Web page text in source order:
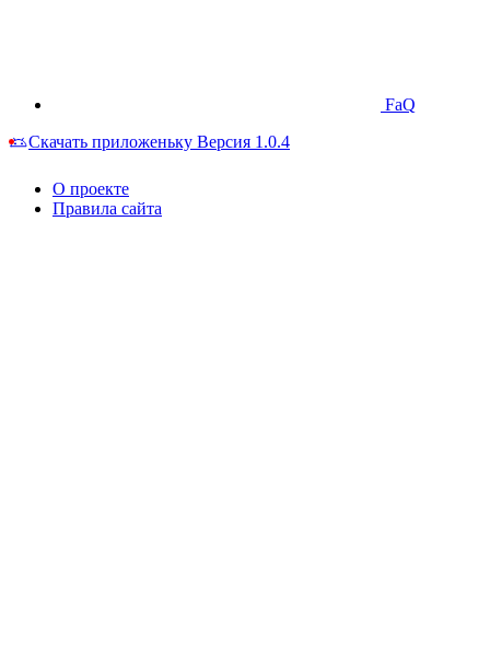
FaQ
Скачать приложеньку Версия 1.0.4
О проекте
Правила сайта